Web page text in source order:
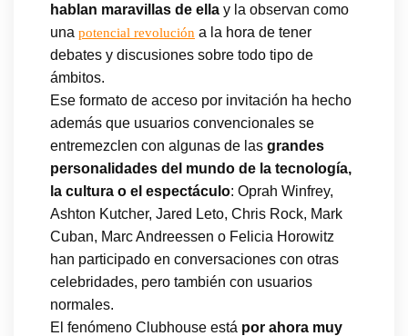
hablan maravillas de ella y la observan como
una potencial revolución a la hora de tener
debates y discusiones sobre todo tipo de
ámbitos.
Ese formato de acceso por invitación ha hecho
además que usuarios convencionales se
entremezclen con algunas de las grandes
personalidades del mundo de la tecnología,
la cultura o el espectáculo: Oprah Winfrey,
Ashton Kutcher, Jared Leto, Chris Rock, Mark
Cuban, Marc Andreessen o Felicia Horowitz
han participado en conversaciones con otras
celebridades, pero también con usuarios
normales.
El fenómeno Clubhouse está por ahora muy